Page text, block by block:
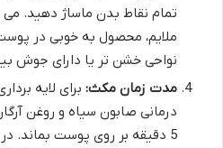
تمام نقاط بدن ماساژ دهید.
ملایم، محصول به خوبی در
نواحی خشن تر یا دارای جوش
مدت زمان مکث: برای لایه
درمانی صابون سیاه و روغن
5 دقیقه بر روی پوست بماند.